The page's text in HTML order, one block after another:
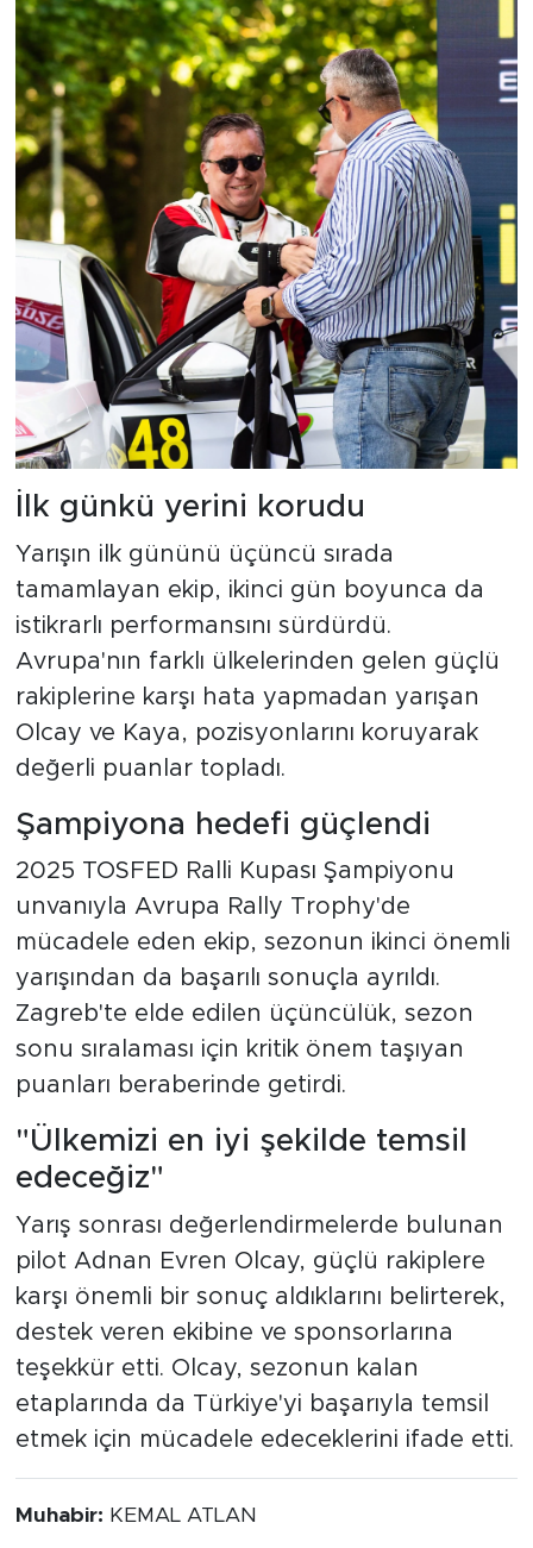
İlk günkü yerini korudu
Yarışın ilk gününü üçüncü sırada
tamamlayan ekip, ikinci gün boyunca da
istikrarlı performansını sürdürdü.
Avrupa'nın farklı ülkelerinden gelen güçlü
rakiplerine karşı hata yapmadan yarışan
Olcay ve Kaya, pozisyonlarını koruyarak
değerli puanlar topladı.
Şampiyona hedefi güçlendi
2025 TOSFED Ralli Kupası Şampiyonu
unvanıyla Avrupa Rally Trophy'de
mücadele eden ekip, sezonun ikinci önemli
yarışından da başarılı sonuçla ayrıldı.
Zagreb'te elde edilen üçüncülük, sezon
sonu sıralaması için kritik önem taşıyan
puanları beraberinde getirdi.
"Ülkemizi en iyi şekilde temsil
edeceğiz"
Yarış sonrası değerlendirmelerde bulunan
pilot Adnan Evren Olcay, güçlü rakiplere
karşı önemli bir sonuç aldıklarını belirterek,
destek veren ekibine ve sponsorlarına
teşekkür etti. Olcay, sezonun kalan
etaplarında da Türkiye'yi başarıyla temsil
etmek için mücadele edeceklerini ifade etti.
Muhabir: KEMAL ATLAN